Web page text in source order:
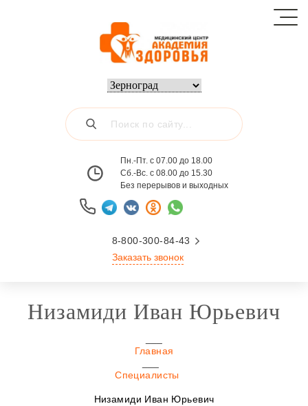
Пн.-Пт. с 07.00 до 18.00
Сб.-Вс. с 08.00 до 15.30
Без перерывов и выходных
8-800-300-84-43
Заказать звонок
Низамиди Иван Юрьевич
Главная
Специалисты
Низамиди Иван Юрьевич